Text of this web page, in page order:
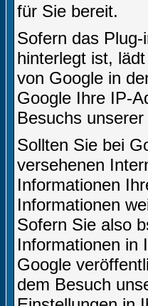
für Sie bereit.
Sofern das
hinterlegt ist,
von Google in
Google Ihre IP-
Besuchs
Sollten Sie bei
versehenen
Informationen
Informationen
Sofern Sie also
Informationen in
Google
dem Besuch